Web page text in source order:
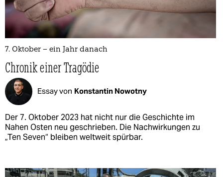
7. Oktober – ein Jahr danach
Chronik einer Tragödie
Essay von Konstantin Nowotny
Der 7. Oktober 2023 hat nicht nur die Geschichte im
Nahen Osten neu geschrieben. Die Nachwirkungen zu
„Ten Seven“ bleiben weltweit spürbar.